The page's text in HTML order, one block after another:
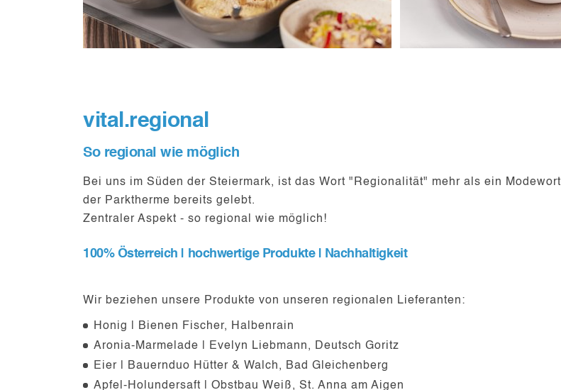
vital.regional
So regional wie möglich
Bei uns im Süden der Steiermark, ist das Wort "Regionalität" mehr als ein
der Parktherme bereits gelebt.
Zentraler Aspekt - so regional wie möglich!
100% Österreich | hochwertige Produkte | Nachhaltigkeit
Wir beziehen unsere Produkte von unseren regionalen Lieferanten:
Honig | Bienen Fischer, Halbenrain
Aronia-Marmelade | Evelyn Liebmann, Deutsch Goritz
Eier | Bauernduo Hütter & Walch, Bad Gleichenberg
Apfel-Holundersaft | Obstbau Weiß, St. Anna am Aigen